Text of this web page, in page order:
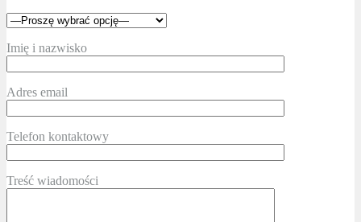
Imię i nazwisko
Adres email
Telefon kontaktowy
Treść wiadomości